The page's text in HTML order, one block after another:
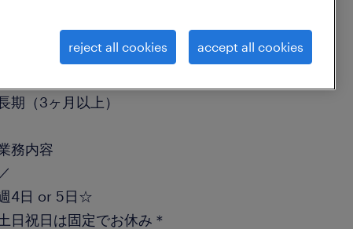
個配・宅配・ルート・配送
期（3ヶ月以上）
務内容
／
4日 or 5日☆
日祝日は固定でお休み＊
reject all cookies accept all cookies